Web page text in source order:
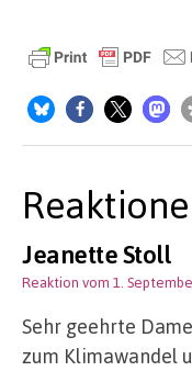
Jeanette Stoll
Reaktion vom 1.
Sehr geehrte
zum Klimawandel